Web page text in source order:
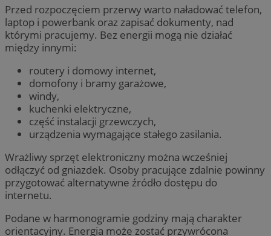
Przed rozpoczęciem przerwy warto naładować telefon,
laptop i powerbank oraz zapisać dokumenty, nad
którymi pracujemy. Bez energii mogą nie działać
między innymi:
routery i domowy internet,
domofony i bramy garażowe,
windy,
kuchenki elektryczne,
część instalacji grzewczych,
urządzenia wymagające stałego zasilania.
Wrażliwy sprzęt elektroniczny można wcześniej
odłączyć od gniazdek. Osoby pracujące zdalnie powinny
przygotować alternatywne źródło dostępu do
internetu.
Podane w harmonogramie godziny mają charakter
orientacyjny. Energia może zostać przywrócona